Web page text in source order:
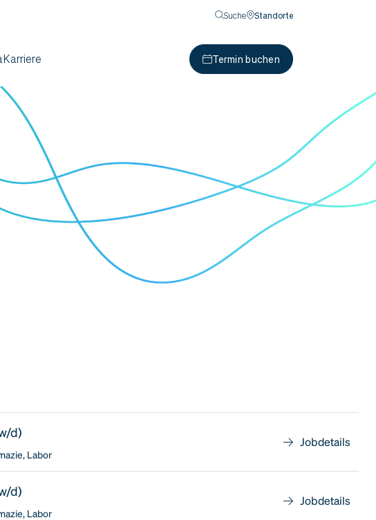
Suche Standorte
Karriere Termin buchen
d)
Labor
Jobdetails
d)
Labor
Jobdetails